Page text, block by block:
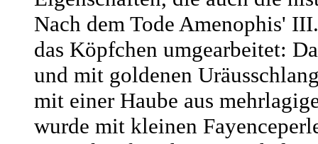
Nach dem Tode Amenophis'
das Köpfchen umgearbeitet:
und mit goldenen
mit einer Haube aus
wurde mit kleinen